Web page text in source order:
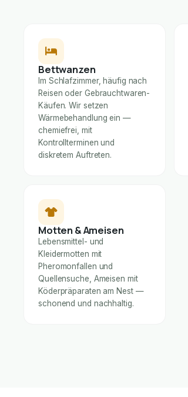
Bettwanzen
Im Schlafzimmer, häufig nach
Reisen oder Gebrauchtwaren-
Käufen. Wir setzen
Wärmebehandlung ein —
chemiefrei, mit
Kontrollterminen und
diskretem Auftreten.
Motten & Ameisen
Lebensmittel- und
Kleidermotten mit
Pheromonfallen und
Quellensuche, Ameisen mit
Köderpräparaten am Nest —
schonend und nachhaltig.